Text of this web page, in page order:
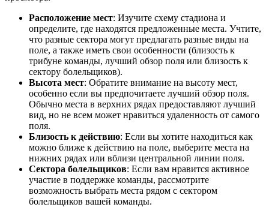
Расположение мест: Изучите схему стадиона и
определите, где находятся предложенные места. Учтите,
что разные сектора могут предлагать разные виды на
поле, а также иметь свои особенности (близость к
трибуне команды, лучший обзор поля или близость к
сектору болельщиков).
Высота мест: Обратите внимание на высоту мест,
особенно если вы предпочитаете лучший обзор поля.
Обычно места в верхних рядах предоставляют лучший
вид, но не всем может нравиться удаленность от самого
поля.
Близость к действию: Если вы хотите находиться как
можно ближе к действию на поле, выберите места на
нижних рядах или вблизи центральной линии поля.
Сектора болельщиков: Если вам нравится активное
участие в поддержке команды, рассмотрите
возможность выбрать места рядом с сектором
болельщиков вашей команды.